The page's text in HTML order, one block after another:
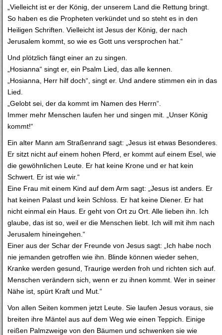
„Vielleicht ist er der König, der unserem Land die Rettung bringt.
So haben es die Propheten verkündet und so steht es in den
Heiligen Schriften. Vielleicht ist Jesus der König, der nach
Jerusalem kommt, so wie es Gott uns versprochen hat.“
Und plötzlich fängt einer an zu singen.
„Hosianna“ singt er, ein Psalm Lied, das alle kennen.
„Hosianna, Herr hilf doch“, singt er. Und andere stimmen ein in das
Lied.
„Gelobt sei, der da kommt im Namen des Herrn“.
Immer mehr Menschen laufen her und singen mit. „Unser König
kommt!“
Ein alter Mann am Straßenrand sagt: „Jesus ist etwas Besonderes.
Er sitzt nicht auf einem hohen Pferd, er kommt auf einem Esel, wie
die gewöhnlichen Leute. Er hat keine Krone und er hat kein
Schwert. Er ist wie wir.“
Eine Frau mit einem Kind auf dem Arm sagt: „Jesus ist anders. Er
hat keinen Palast und kein Schloss. Er hat keine Diener. Er hat
nicht einmal ein Haus. Er geht von Ort zu Ort. Alle lieben ihn. Ich
glaube, das ist so, weil er die Menschen liebt. Ich will mit ihm nach
Jerusalem hineingehen.“
Einer aus der Schar der Freunde von Jesus sagt: „Ich habe noch
nie jemanden getroffen wie ihn. Blinde können wieder sehen,
Kranke werden gesund, Traurige werden froh und richten sich auf.
Menschen verändern sich, wenn er zu ihnen kommt. Wer in seiner
Nähe ist, spürt Kraft und Mut.“
Von allen Seiten kommen jetzt Leute. Sie laufen Jesus voraus, sie
breiten ihre Mäntel aus auf dem Weg wie einen Teppich. Einige
reißen Palmzweige von den Bäumen und schwenken sie wie